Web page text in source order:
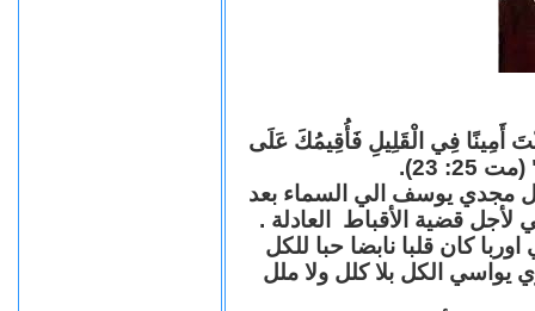
أَمِينًا فِي الْقَلِيلِ فَأُقِيمُكَ عَلَى
23).
مجدي يوسف الي السماء بعد
قضية الأقباط العادلة .
كان قلبا نابضا حبا للكل
يواسي الكل بلا كلل ولا ملل